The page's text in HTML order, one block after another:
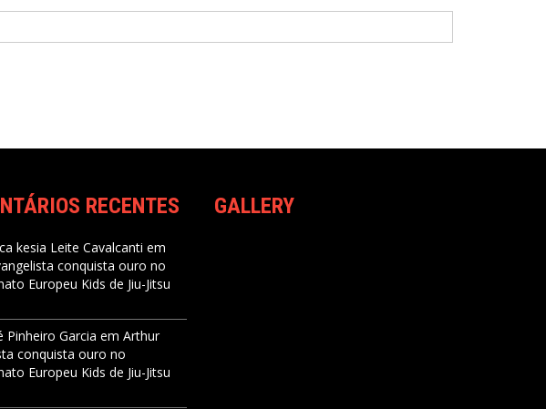
RECENTES
kesia Leite Cavalcanti em
conquista ouro no
Europeu Kids de Jiu-Jitsu
Pinheiro Garcia em Arthur
conquista ouro no
Europeu Kids de Jiu-Jitsu
GALLERY